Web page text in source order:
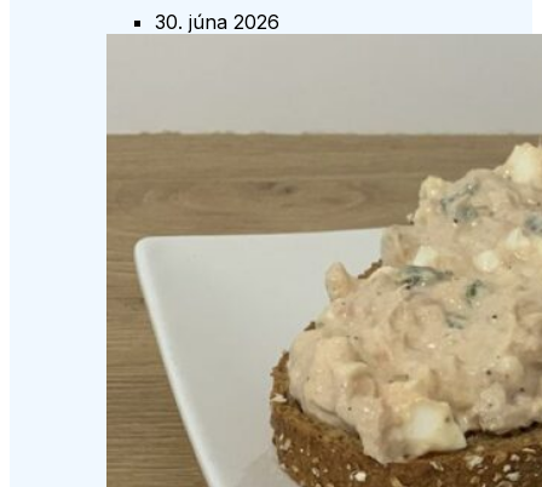
30. júna 2026